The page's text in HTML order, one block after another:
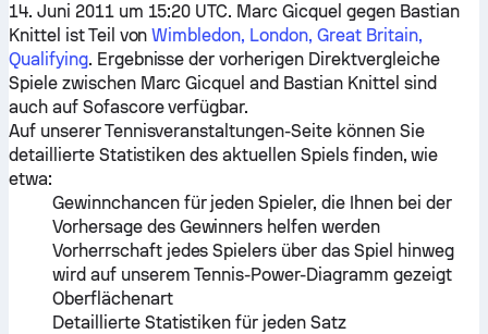
14. Juni 2011 um 15:20 UTC. Marc Gicquel gegen Bastian
Knittel ist Teil vonWimbledon, London, Great Britain,
Qualifying. Ergebnisse der vorherigen Direktvergleiche
Spiele zwischen Marc Gicquel and Bastian Knittel sind
auch auf Sofascore verfügbar.
Auf unserer Tennisveranstaltungen-Seite können Sie
detaillierte Statistiken des aktuellen Spiels finden, wie
etwa:
Gewinnchancen für jeden Spieler, die Ihnen bei der
Vorhersage des Gewinners helfen werden
Vorherrschaft jedes Spielers über das Spiel hinweg
wird auf unserem Tennis-Power-Diagramm gezeigt
Oberflächenart
Detaillierte Statistiken für jeden Satz